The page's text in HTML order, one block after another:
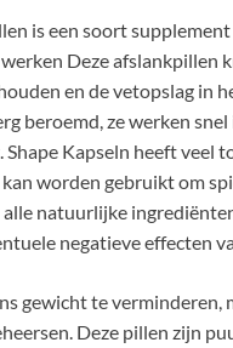
is een soort
Deze afslankpillen
en de vetopslag in
beroemd, ze werken
Kapseln heeft
worden gebruikt om
natuurlijke
negatieve effecten
gewicht te
Deze pillen zijn